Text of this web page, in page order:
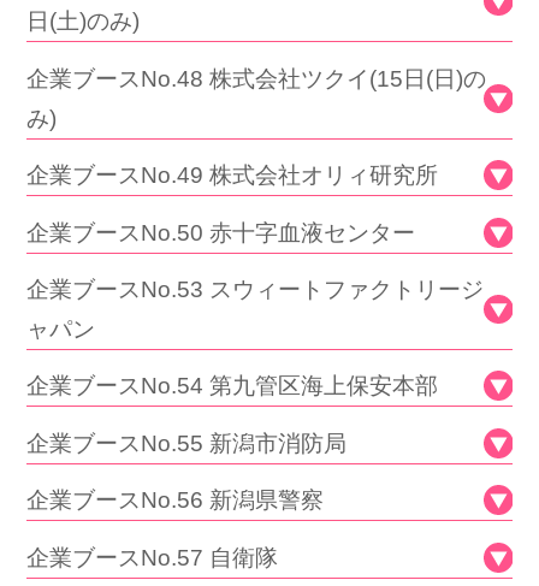
日(土)のみ)
企業ブースNo.48 株式会社ツクイ(15日(日)の
み)
企業ブースNo.49 株式会社オリィ研究所
企業ブースNo.50 赤十字血液センター
企業ブースNo.53 スウィートファクトリージ
ャパン
企業ブースNo.54 第九管区海上保安本部
企業ブースNo.55 新潟市消防局
企業ブースNo.56 新潟県警察
企業ブースNo.57 自衛隊